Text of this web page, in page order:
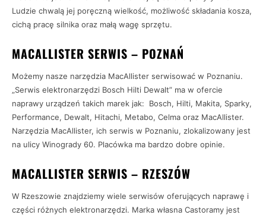
Ludzie chwalą jej poręczną wielkość, możliwość składania kosza,
cichą pracę silnika oraz małą wagę sprzętu.
MACALLISTER SERWIS – POZNAŃ
Możemy nasze narzędzia MacAllister serwisować w Poznaniu.
„Serwis elektronarzędzi Bosch Hilti Dewalt” ma w ofercie
naprawy urządzeń takich marek jak: Bosch, Hilti, Makita, Sparky,
Performance, Dewalt, Hitachi, Metabo, Celma oraz MacAllister.
Narzędzia MacAllister, ich serwis w Poznaniu, zlokalizowany jest
na ulicy Winogrady 60. Placówka ma bardzo dobre opinie.
MACALLISTER SERWIS – RZESZÓW
W Rzeszowie znajdziemy wiele serwisów oferujących naprawę i
części różnych elektronarzędzi. Marka własna Castoramy jest